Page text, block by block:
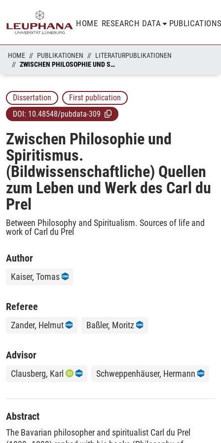
HOME RESEARCH DATA
HOME PUBLIKATIONEN
LITERATURPUBLIKATIONEN
ZWISCHEN PHILOSOPHIE UND SPIRITISMUS. (BILDWISSENSCHAFTLICHE) QUELLEN ZUM LEBEN UND WERK DES CARL DU PREL
Dissertation
First publication
DOI: 10.48548/pubdata-309
Zwischen Philosophie und
Spiritismus.
(Bildwissenschaftliche) Quellen
zum Leben und Werk des Carl du
Prel
Between Philosophy and Spiritualism. Sources of life and
work of Carl du Prel
Author
Kaiser, Tomas
Referee
Zander, Helmut Baßler, Moritz
Advisor
Clausberg, Karl Schweppenhäuser, Hermann
Abstract
The Bavarian philosopher and spiritualist Carl du Prel